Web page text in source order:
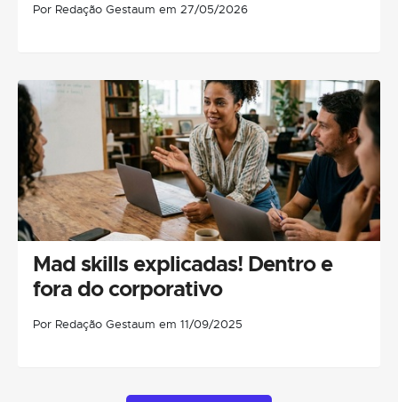
Por Redação Gestaum em 27/05/2026
Mad skills explicadas! Dentro e
fora do corporativo
Por Redação Gestaum em 11/09/2025